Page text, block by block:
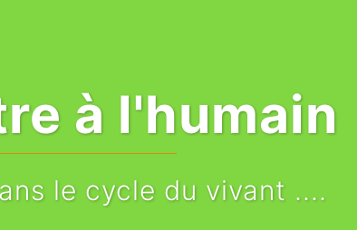
à l'humain
le cycle du vivant ....